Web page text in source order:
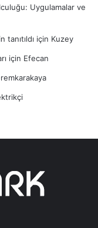
Uygulamalar ve
için Kuzey
için Efecan